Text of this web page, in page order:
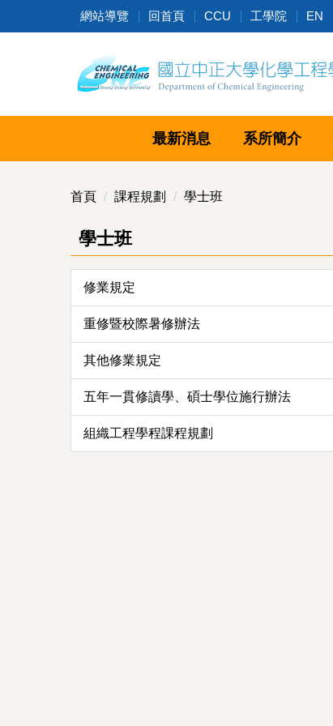
到
網站導覽 回首頁 CCU 工學院 EN
最新消息 系所簡介
首頁 課程規劃 學士班
學士班
修業規定
重修暨校際暑修辦法
其他修業規定
五年一貫修讀學、碩士學位施行辦法
組織工程學程課程規劃